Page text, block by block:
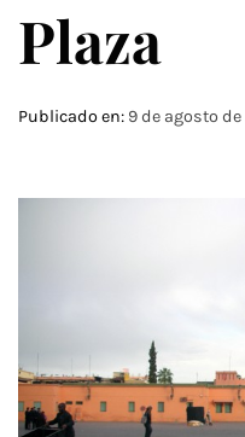
Plaza
Publicado en: 9 de agosto de